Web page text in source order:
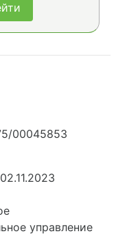
00045853
управление